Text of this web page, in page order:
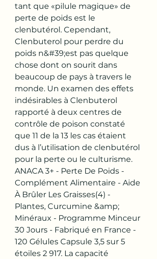
tant que «pilule magique» de
perte de poids est le
clenbutérol. Cependant,
Clenbuterol pour perdre du
poids n&#39;est pas quelque
chose dont on sourit dans
beaucoup de pays à travers le
monde. Un examen des effets
indésirables à Clenbuterol
rapporté à deux centres de
contrôle de poison constaté
que 11 de la 13 les cas étaient
dus à l’utilisation de clenbutérol
pour la perte ou le culturisme.
ANACA 3+ - Perte De Poids -
Complément Alimentaire - Aide
À Brûler Les Graisses(4) -
Plantes, Curcumine &amp;
Minéraux - Programme Minceur
30 Jours - Fabriqué en France -
120 Gélules Capsule 3,5 sur 5
étoiles 2 917. La capacité